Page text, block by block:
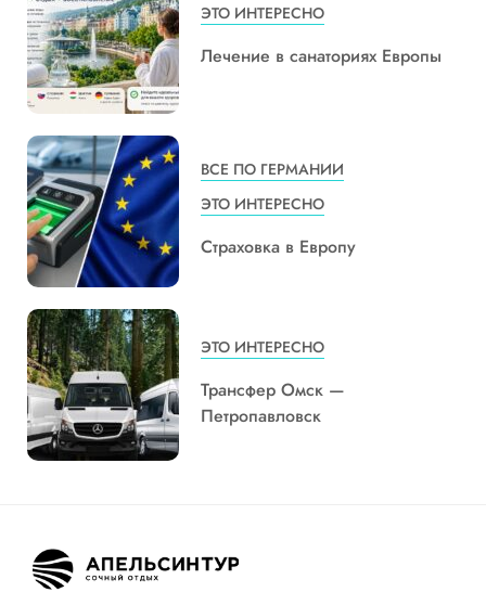
ЭТО ИНТЕРЕСНО
Лечение в санаториях Европы
ВСЕ ПО ГЕРМАНИИ
ЭТО ИНТЕРЕСНО
Страховка в Европу
ЭТО ИНТЕРЕСНО
Трансфер Омск —
Петропавловск